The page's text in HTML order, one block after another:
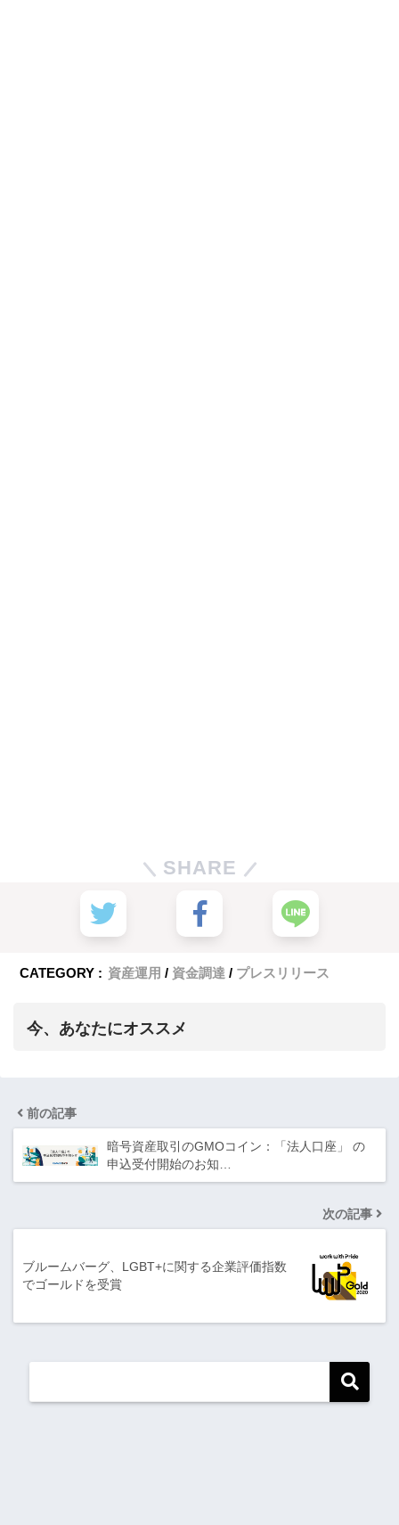
SHARE
CATEGORY : 資産運用 資金調達 プレスリリース
今、あなたにオススメ
前の記事
暗号資産取引のGMOコイン：「法人口座」 の
申込受付開始のお知…
次の記事
ブルームバーグ、LGBT+に関する企業評価指数
でゴールドを受賞